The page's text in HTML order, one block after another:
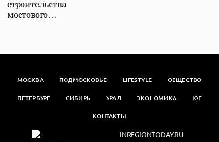
строительства
мостового…
МОСКВА ПОДМОСКОВЬЕ LIFESTYLE ОБЩЕСТВО
ПЕТЕРБУРГ СИБИРЬ УРАЛ ЭКОНОМИКА ЮГ
КОНТАКТЫ